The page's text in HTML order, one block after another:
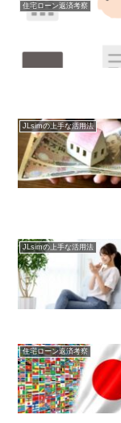
住宅ローン返済考察
JLsimの上手な活用法
JLsimの上手な活用法
住宅ローン返済考察